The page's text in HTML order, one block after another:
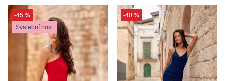
-45 %
Svatební host
-40 %